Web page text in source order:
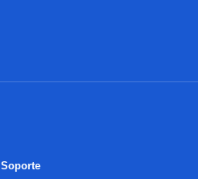
Soporte